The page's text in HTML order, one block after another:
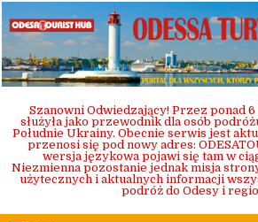
content
Szanowni Odwiedzający! Przez ponad
służyła jako przewodnik dla osób
Południe Ukrainy. Obecnie serwis jest
przenosi się pod nowy adres:
wersja językowa pojawi się tam w
Niezmienna pozostanie jednak misja
użytecznych i aktualnych informacji
podróż do Odesy i